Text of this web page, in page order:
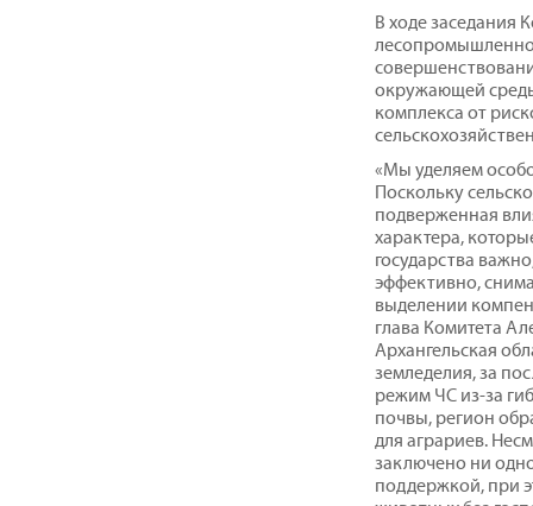
В ходе заседания
окружающей
комплекса от
«Мы уделяем
Поскольку
подверженная
характера,
государства
эффективно,
выделении
глава Комитета
Архангельская
земледелия, за
режим ЧС из-за
почвы, регион
для аграриев.
заключено ни
поддержкой, при